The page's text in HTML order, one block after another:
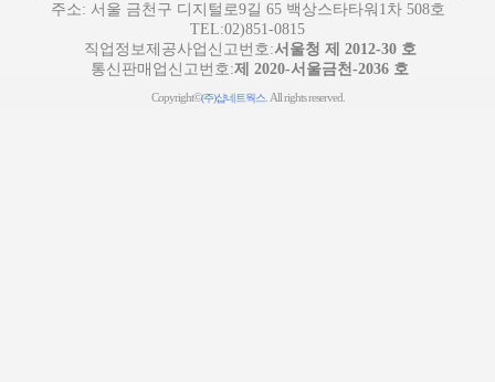
주소: 서울 금천구 디지털로9길 65 백상스타타워1차 508호
TEL:02)851-0815
직업정보제공사업신고번호:서울청 제 2012-30 호
통신판매업신고번호:제 2020-서울금천-2036 호
Copyright©(주)샵네트웍스. All rights reserved.